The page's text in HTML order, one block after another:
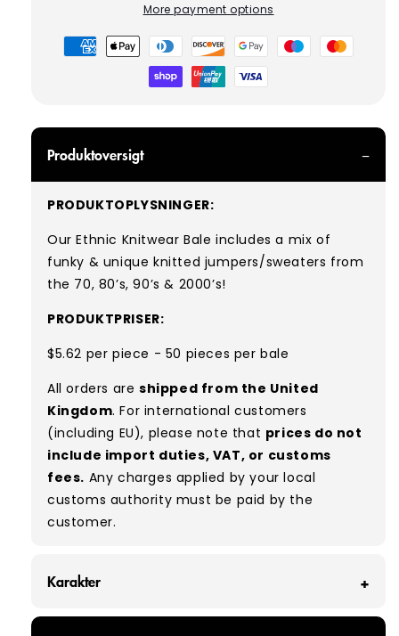
More payment options
Betalingsmetoder
Produktoversigt
PRODUKTOPLYSNINGER:
Our Ethnic Knitwear Bale includes a mix of
funky & unique knitted jumpers/sweaters from
the 70, 80’s, 90’s & 2000’s!
PRODUKTPRISER:
$5.62 per piece - 50 pieces per bale
All orders are shipped from the United
Kingdom. For international customers
(including EU), please note that prices do not
include import duties, VAT, or customs
fees. Any charges applied by your local
customs authority must be paid by the
customer.
Karakter